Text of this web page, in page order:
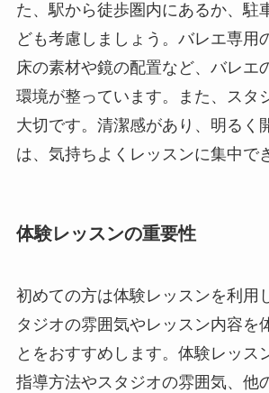
た、駅から徒歩圏内にあるか、駐
ども考慮しましょう。バレエ専用
床の素材や鏡の配置など、バレエ
環境が整っています。また、スタ
大切です。清潔感があり、明るく
は、気持ちよくレッスンに集中で
体験レッスンの重要性
初めての方は体験レッスンを利用
タジオの雰囲気やレッスン内容を
とをおすすめします。体験レッス
指導方法やスタジオの雰囲気、他